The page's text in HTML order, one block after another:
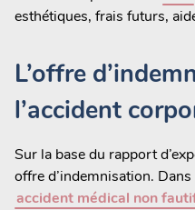
esthétiques, frais futurs,
L’offre
l’accident
Sur la base du rapport
offre d’indemnisation. Dans
accident médical non